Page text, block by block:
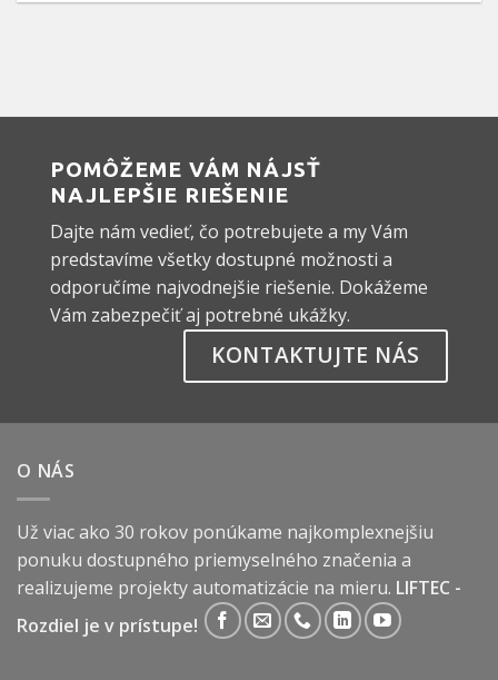
POMÔŽEME VÁM NÁJSŤ
NAJLEPŠIE RIEŠENIE
Dajte nám vedieť, čo potrebujete a my Vám
predstavíme všetky dostupné možnosti a
odporučíme najvodnejšie riešenie. Dokážeme
Vám zabezpečiť aj potrebné ukážky.
KONTAKTUJTE NÁS
O NÁS
Už viac ako 30 rokov ponúkame najkomplexnejšiu
ponuku dostupného priemyselného značenia a
realizujeme projekty automatizácie na mieru. LIFTEC -
Rozdiel je v prístupe!